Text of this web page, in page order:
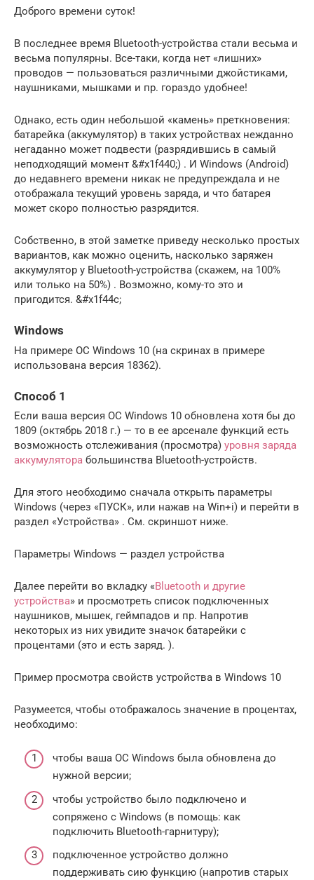
Доброго времени суток!
В последнее время Bluetooth-устройства стали весьма и
весьма популярны. Все-таки, когда нет «лишних»
проводов — пользоваться различными джойстиками,
наушниками, мышками и пр. гораздо удобнее!
Однако, есть один небольшой «камень» преткновения:
батарейка (аккумулятор) в таких устройствах нежданно
негаданно может подвести (разрядившись в самый
неподходящий момент &#x1f440;) . И Windows (Android)
до недавнего времени никак не предупреждала и не
отображала текущий уровень заряда, и что батарея
может скоро полностью разрядится.
Собственно, в этой заметке приведу несколько простых
вариантов, как можно оценить, насколько заряжен
аккумулятор у Bluetooth-устройства (скажем, на 100%
или только на 50%) . Возможно, кому-то это и
пригодится. &#x1f44c;
Windows
На примере ОС Windows 10 (на скринах в примере
использована версия 18362).
Способ 1
Если ваша версия ОС Windows 10 обновлена хотя бы до
1809 (октябрь 2018 г.) — то в ее арсенале функций есть
возможность отслеживания (просмотра) уровня заряда
аккумулятора большинства Bluetooth-устройств.
Для этого необходимо сначала открыть параметры
Windows (через «ПУСК», или нажав на Win+i) и перейти в
раздел «Устройства» . См. скриншот ниже.
Параметры Windows — раздел устройства
Далее перейти во вкладку «Bluetooth и другие
устройства» и просмотреть список подключенных
наушников, мышек, геймпадов и пр. Напротив
некоторых из них увидите значок батарейки с
процентами (это и есть заряд. ).
Пример просмотра свойств устройства в Windows 10
Разумеется, чтобы отображалось значение в процентах,
необходимо:
чтобы ваша ОС Windows была обновлена до
нужной версии;
чтобы устройство было подключено и
сопряжено с Windows (в помощь: как
подключить Bluetooth-гарнитуру);
подключенное устройство должно
поддерживать сию функцию (напротив старых